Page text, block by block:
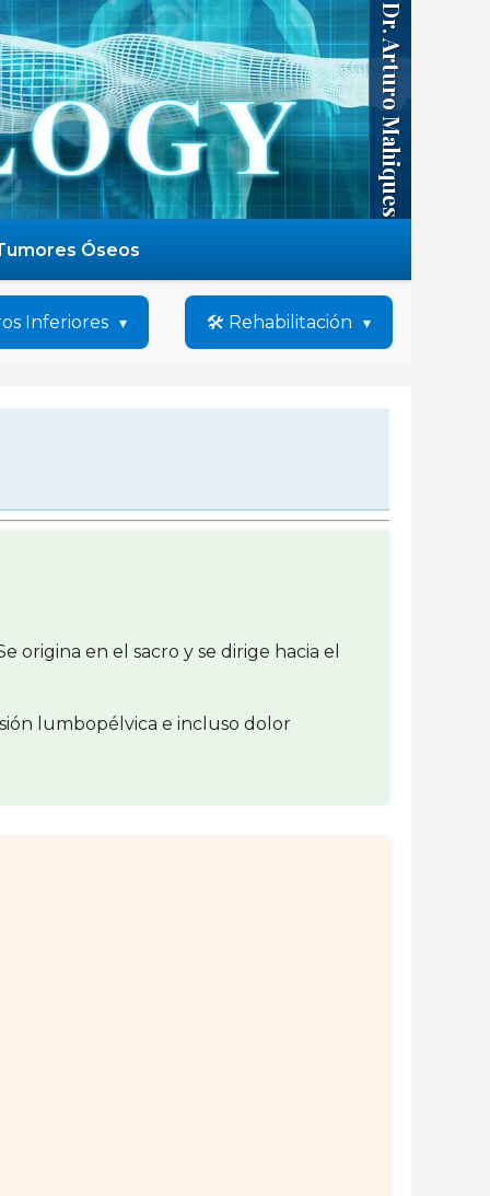
Dr. Arturo Mahiques
Óseos
Inferiores 🛠️ Rehabilitación
en el sacro y se dirige hacia el
lumbopélvica e incluso dolor